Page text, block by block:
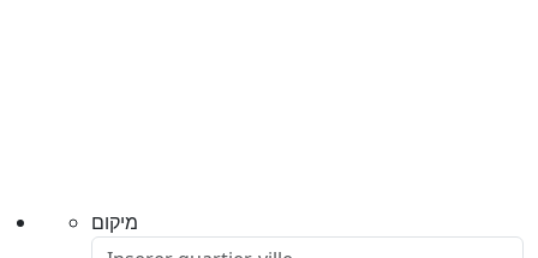
מיקום